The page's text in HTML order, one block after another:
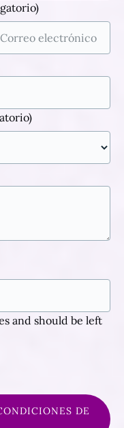
and should be left
DE